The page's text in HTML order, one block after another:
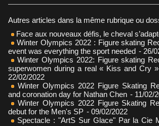
Autres articles dans la même rubrique ou
Face aux nouveaux défis, le cheval
Winter Olympics 2022 : Figure skating
event was everything the sport needed - 26/
Winter Olympics 2022: Figure skating
superwomen during a real « Kiss and Cry
22/02/2022
Winter Olympics 2022 Figure Skating
and coronation day for Nathan Chen - 11/02/
Winter Olympics 2022 Figure Skating
debut for the Men's SP - 09/02/2022
Spectacle : "ArtS Sur Glace" Par la Cie